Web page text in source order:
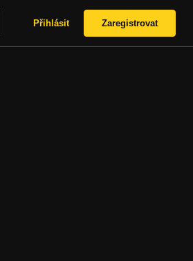
Přihlásit Zaregistrovat